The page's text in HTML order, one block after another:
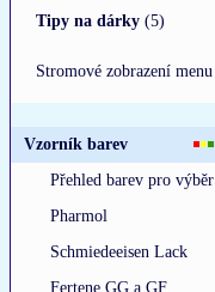
Tipy na dárky (5)
Stromové zobrazení menu
Vzorník barev
Přehled barev pro výběr
Pharmol
Schmiedeeisen Lack
Fertene GG a GF